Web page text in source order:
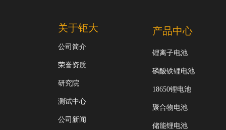
关于钜大
公司简介
荣誉资质
研究院
测试中心
公司新闻
产品中心
锂离子电池
磷酸铁锂电池
18650锂电池
聚合物电池
储能锂电池